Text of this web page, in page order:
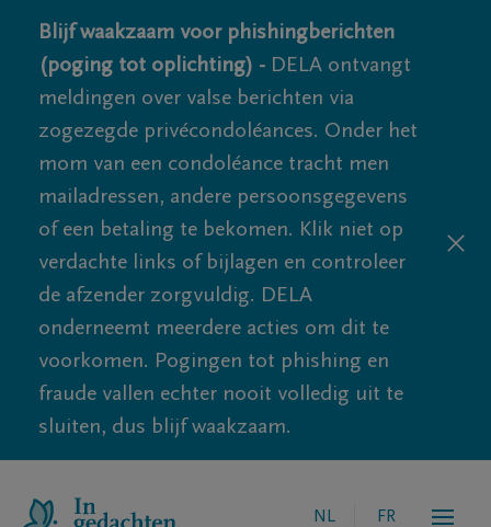
Blijf waakzaam voor phishingberichten
(poging tot oplichting) - DELA ontvangt
meldingen over valse berichten via
zogezegde privécondoléances. Onder het
mom van een condoléance tracht men
mailadressen, andere persoonsgegevens
of een betaling te bekomen. Klik niet op
verdachte links of bijlagen en controleer
de afzender zorgvuldig. DELA
onderneemt meerdere acties om dit te
voorkomen. Pogingen tot phishing en
fraude vallen echter nooit volledig uit te
sluiten, dus blijf waakzaam.
NL FR